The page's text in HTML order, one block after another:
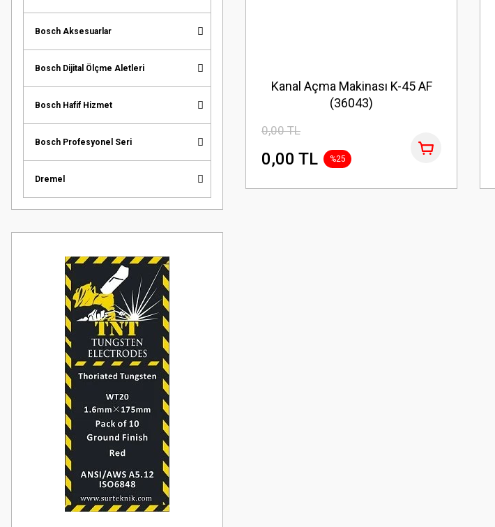
Bosch Aksesuarlar
Bosch Dijital Ölçme Aletleri
Bosch Hafif Hizmet
Bosch Profesyonel Seri
Dremel
Kanal Açma Makinası K-45 AF
(36043)
0,00 TL
0,00 TL %25